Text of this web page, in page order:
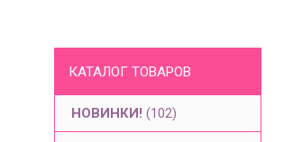
КАТАЛОГ ТОВАРОВ
НОВИНКИ! (102)